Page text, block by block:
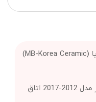
لنت ترمز سرامیکی عقب ام‌بی‌کوریا (MB-Korea Ceramic)
مناسب برای هیوندا گرنجور مدل 2012-2017 اتاق